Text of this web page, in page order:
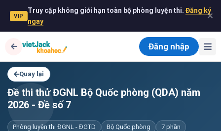
VIP
Truy cập không giới hạn toàn bộ phòng luyện thi. Đăng ký
ngay
✕
Đăng nhập
Quay lại
Đề thi thử ĐGNL Bộ Quốc phòng (QDA) năm
2026 - Đề số 7
Phòng luyện thi ĐGNL - ĐGTD Bộ Quốc phòng
7 phần